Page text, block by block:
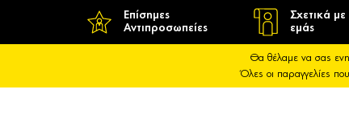
Επίσημες
Αντιπροσωπείες
Σχετικά με
εμάς
Θα θέλαμε να σας
Όλες οι παραγγελίες